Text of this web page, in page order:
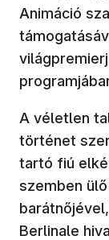
Animáció
A véletlen
történet
tartó fiú
szemben
Berlinale